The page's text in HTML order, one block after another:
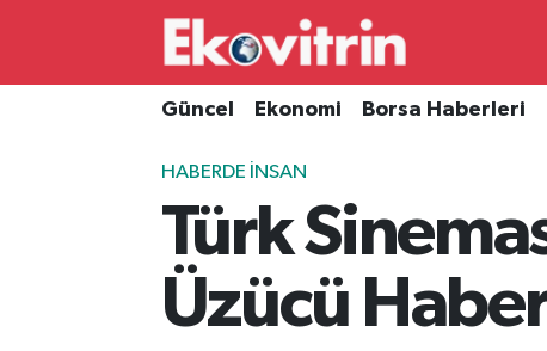
Güncel Ekonomi Borsa Haberleri
HABERDE İNSAN
Türk
Üzücü
Güncel
Borsa Haberleri
Hava Durumu
Süper Lig Puan Durumu ve Fikstür
Tüm Manşetler
Son Dakika Haberleri